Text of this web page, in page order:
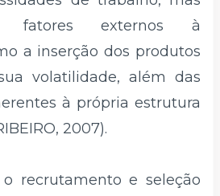
fatores externos à
a inserção dos produtos
volatilidade, além das
à própria estrutura
2007).
o recrutamento e seleção